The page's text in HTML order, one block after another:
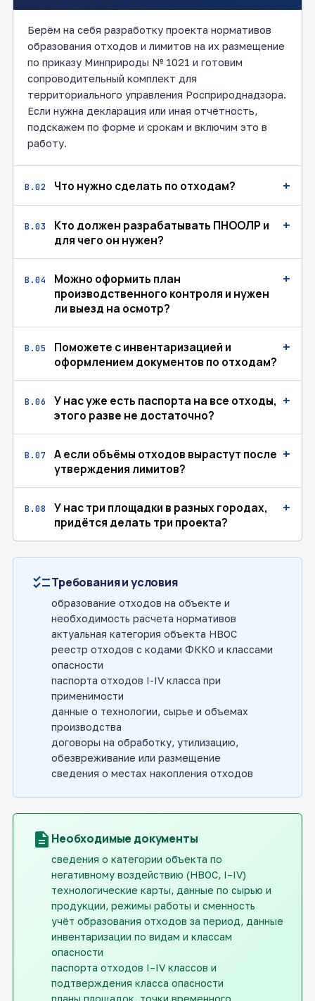
Берём на себя разработку проекта нормативов
образования отходов и лимитов на их размещение
по приказу Минприроды № 1021 и готовим
сопроводительный комплект для
территориального управления Росприроднадзора.
Если нужна декларация или иная отчётность,
подскажем по форме и срокам и включим это в
работу.
В.02 Что нужно сделать по отходам? +
В.03
Кто должен разрабатывать ПНООЛР и
для чего он нужен?
+
В.04
Можно оформить план
производственного контроля и нужен
ли выезд на осмотр?
+
В.05
Поможете с инвентаризацией и
оформлением документов по отходам?
+
В.06
У нас уже есть паспорта на все отходы,
этого разве не достаточно?
+
В.07
А если объёмы отходов вырастут после
утверждения лимитов?
+
В.08
У нас три площадки в разных городах,
придётся делать три проекта?
+
checklistТребования и условия
образование отходов на объекте и
необходимость расчета нормативов
актуальная категория объекта НВОС
реестр отходов с кодами ФККО и классами
опасности
паспорта отходов I-IV класса при
применимости
данные о технологии, сырье и объемах
производства
договоры на обработку, утилизацию,
обезвреживание или размещение
сведения о местах накопления отходов
description Необходимые документы
сведения о категории объекта по
негативному воздействию (НВОС, I–IV)
технологические карты, данные по сырью и
продукции, режимы работы и сменность
учёт образования отходов за период, данные
инвентаризации по видам и классам
опасности
паспорта отходов I–IV классов и
подтверждения класса опасности
планы площадок, точки временного